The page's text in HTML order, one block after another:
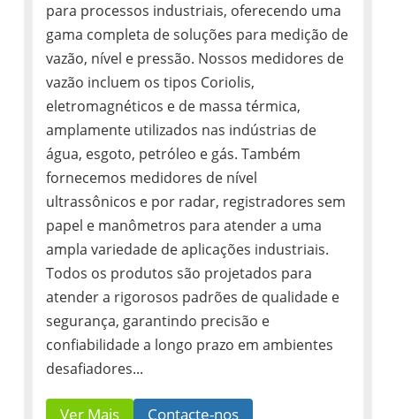
para processos industriais, oferecendo uma
gama completa de soluções para medição de
vazão, nível e pressão. Nossos medidores de
vazão incluem os tipos Coriolis,
eletromagnéticos e de massa térmica,
amplamente utilizados nas indústrias de
água, esgoto, petróleo e gás. Também
fornecemos medidores de nível
ultrassônicos e por radar, registradores sem
papel e manômetros para atender a uma
ampla variedade de aplicações industriais.
Todos os produtos são projetados para
atender a rigorosos padrões de qualidade e
segurança, garantindo precisão e
confiabilidade a longo prazo em ambientes
desafiadores...
Ver Mais Contacte-nos